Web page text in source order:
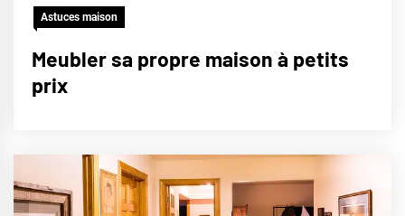
Astuces maison
Meubler sa propre maison à petits
prix